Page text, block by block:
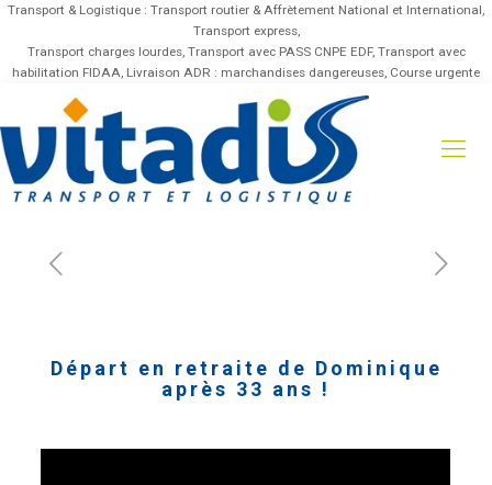
Transport & Logistique : Transport routier & Affrètement National et International,
Transport express,
Transport charges lourdes, Transport avec PASS CNPE EDF, Transport avec
habilitation FIDAA, Livraison ADR : marchandises dangereuses, Course urgente
Départ en retraite de Dominique
après 33 ans !